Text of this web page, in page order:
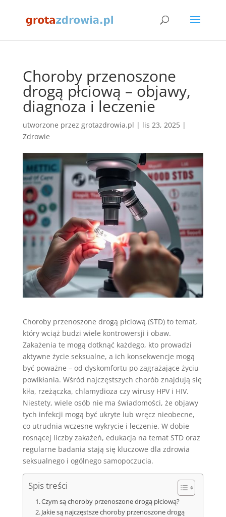
Choroby przenoszone
drogą płciową – objawy,
diagnoza i leczenie
utworzone przez grotazdrowia.pl | lis 23, 2025|
Zdrowie
Choroby przenoszone drogą płciową (STD) to temat,
który wciąż budzi wiele kontrowersji i obaw.
Zakażenia te mogą dotknąć każdego, kto prowadzi
aktywne życie seksualne, a ich konsekwencje mogą
być poważne – od dyskomfortu po zagrażające życiu
powikłania. Wśród najczęstszych chorób znajdują się
kiła, rzeżączka, chlamydioza czy wirusy HPV i HIV.
Niestety, wiele osób nie ma świadomości, że objawy
tych infekcji mogą być ukryte lub wręcz nieobecne,
co utrudnia wczesne wykrycie i leczenie. W dobie
rosnącej liczby zakażeń, edukacja na temat STD oraz
regularne badania stają się kluczowe dla zdrowia
seksualnego i ogólnego samopoczucia.
Spis treści
Czym są choroby przenoszone drogą płciową?
Jakie są najczęstsze choroby przenoszone drogą